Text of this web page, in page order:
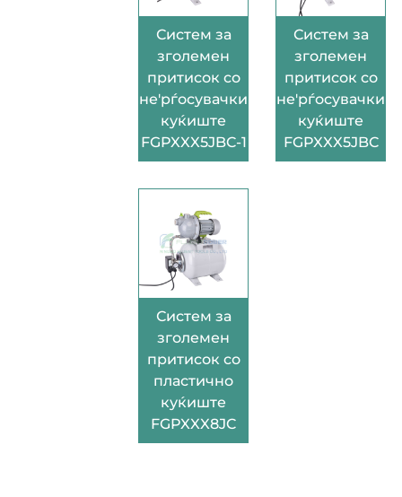
Систем за
зголемен
притисок со
не'рѓосувачки
куќиште
FGPXXX5JBC-1
Систем за
зголемен
притисок со
не'рѓосувачки
куќиште
FGPXXX5JBC
Систем за
зголемен
притисок со
пластично
куќиште
FGPXXX8JC